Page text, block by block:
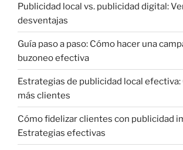
Publicidad local vs. publicidad digital:
desventajas
Guía paso a paso: Cómo hacer una
buzoneo efectiva
Estrategias de publicidad local
más clientes
Cómo fidelizar clientes con publicidad
Estrategias efectivas